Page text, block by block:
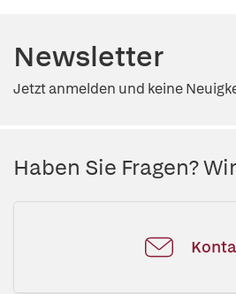
Newsletter
Jetzt anmelden und keine
Haben Sie Fragen?